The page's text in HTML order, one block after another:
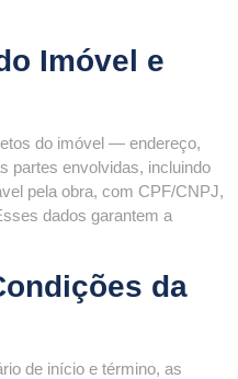
Imóvel e
do imóvel — endereço,
partes envolvidas, incluindo
pela obra, com CPF/CNPJ,
dados garantem a
da
de início e término, as